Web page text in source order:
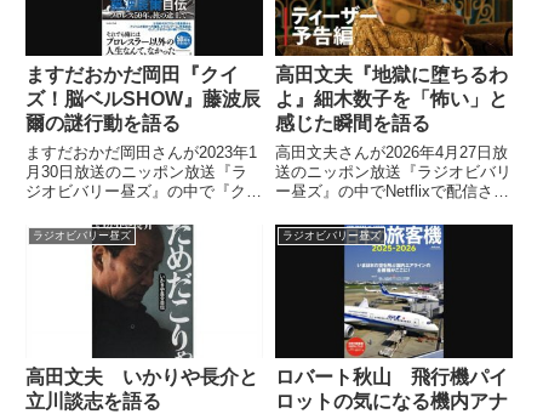
ますだおかだ岡田『クイ
ズ！脳ベルSHOW』藤波辰
爾の謎行動を語る
ますだおかだ岡田さんが2023年1
月30日放送のニッポン放送『ラ
ジオビバリー昼ズ』の中で『クイ
大逆転」で藤波辰爾さんが見せた
謎の行動について話していまし
高田文夫『地獄に堕ちるわ
よ』細木数子を「怖い」と
感じた瞬間を語る
高田文夫さんが2026年4月27日放
送のニッポン放送『ラジオビバリ
ー昼ズ』の中でNetflixで配信され
ついてトーク。20代の頃、とあ
る場所で出会った細木数子さんを
「怖い人だ」と感じた瞬間につい
て話していました。
ラジオビバリー昼ズ
高田文夫 いかりや長介と
立川談志を語る
ラジオビバリー昼ズ
ロバート秋山 飛行機パイ
ロットの気になる機内アナ